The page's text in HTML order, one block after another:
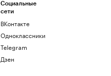
Социальные
сети
ВКонтакте
Одноклассники
Telegram
Дзен